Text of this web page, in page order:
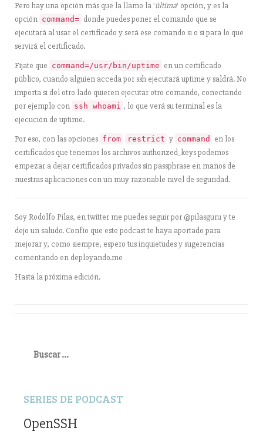
Pero hay una opción más que la llamo la 'última' opción, y es la
opción command= donde puedes poner el comando que se
ejecutará al usar el certificado y será ese comando si o si para lo que
servirá el certificado.
Fíjate que command=/usr/bin/uptime en un certificado
público, cuando alguien acceda por ssh ejecutará uptime y saldrá. No
importa si del otro lado quieren ejecutar otro comando, conectando
por ejemplo con ssh whoami , lo que verá su terminal es la
ejecución de uptime.
Por eso, con las opciones from restrict y command
en los
certificados que tenemos los archivos authorized_keys podemos
empezar a dejar certificados privados sin passphrase en manos de
nuestras aplicaciones con un muy razonable nivel de seguridad.
Soy Rodolfo Pilas, en twitter me puedes seguir por @pilasguru y te
dejo un saludo. Confío que este podcast te haya aportado para
mejorar y, como siempre, espero tus inquietudes y sugerencias
comentando en deployando.me
Hasta la próxima edición.
SERIES DE PODCAST
OpenSSH